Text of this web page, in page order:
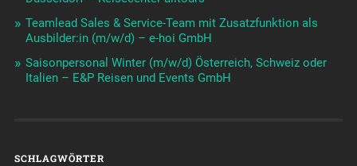
Teamlead Sales & Service-Team mit Zusatzfunktion als
Ausbilder:in (m/w/d) – e-hoi GmbH
Saisonpersonal Winter (m/w/d) Österreich, Schweiz oder
Italien – E&P Reisen und Events GmbH
SCHLAGWÖRTER